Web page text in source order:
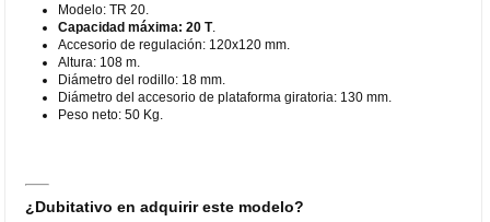
Modelo: TR 20.
Capacidad máxima: 20 T.
Accesorio de regulación: 120x120 mm.
Altura: 108 m.
Diámetro del rodillo: 18 mm.
Diámetro del accesorio de plataforma giratoria: 130 mm.
Peso neto: 50 Kg.
¿Dubitativo en adquirir este modelo?